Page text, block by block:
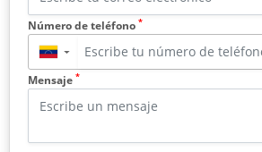
Número de teléfono *
▼
Mensaje *